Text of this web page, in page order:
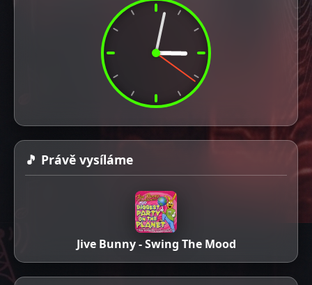
🎵 Právě vysíláme
Jive Bunny - Swing The Mood